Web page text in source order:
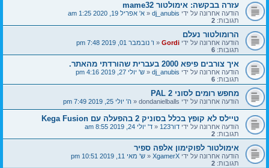
עזרה בבקשה: אימולטור mame32
הודעה אחרונה על ידי dj_anubis
«א' אפריל 19, 2020 1:25 am
תגובות: 2
הרומולטור נעלם
הודעה אחרונה על ידי Gordi
«ו' נובמבר 01, 2019 7:48 pm
תגובות: 6
איך צורבים פיפא 2000 בעברית שהורדתי מהאתר.
הודעה אחרונה על ידי dj_anubis
«ש' יולי 27, 2019 4:16 pm
תגובות: 6
מחפש רומים לסוני 2 PAL
הודעה אחרונה על ידי dondanielballs
«ה' יולי 25, 2019 7:49 pm
טיילס לא קופץ בכלל בסוניק 2 בהפעלה עם Kega Fusion
הודעה אחרונה על ידי דור123 «ד' יולי 24, 2019 8:55 am
תגובות: 2
אימולטור לפוקימון אלפה ספיר
הודעה אחרונה על ידי XgamerX
«ש' מאי 11, 2019 10:51 pm
תגובות: 2